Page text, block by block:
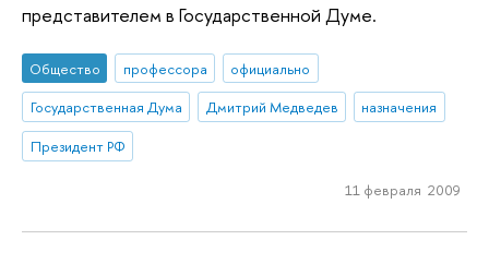
представителем в Государственной Думе.
Общество профессора
официально
Государственная Дума
Дмитрий Медведев
назначения
Президент РФ
11 февраля 2009